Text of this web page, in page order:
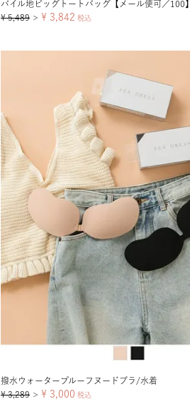
パイル地ビッグトートバッグ【メール便可／100】
¥ 5,489 ＞ ¥ 3,842 税込
撥水ウォータープルーフヌードブラ/水着
¥ 3,289 ＞ ¥ 3,000 税込